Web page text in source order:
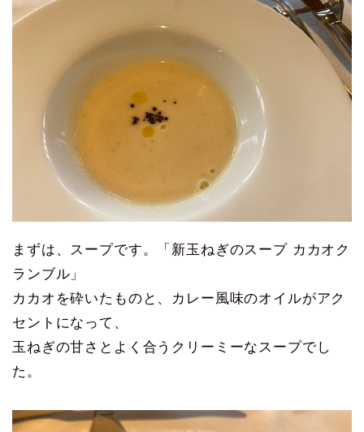
まずは、スープです。「新玉ねぎのスープ カカオク
ランブル」
カカオを砕いたものと、カレー風味のオイルがアク
セントになって、
玉ねぎの甘さとよく合うクリーミーなスープでし
た。